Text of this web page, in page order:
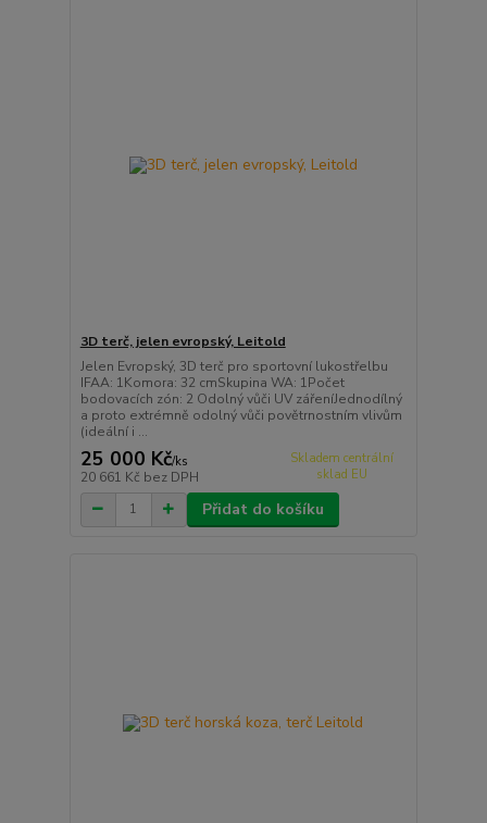
3D terč, jelen evropský, Leitold
Jelen Evropský, 3D terč pro sportovní lukostřelbu
IFAA: 1Komora: 32 cmSkupina WA: 1Počet
bodovacích zón: 2 Odolný vůči UV zářeníJednodílný
a proto extrémně odolný vůči povětrnostním vlivům
(ideální i ...
25 000 Kč/ks
20 661 Kč bez DPH
Skladem centrální
sklad EU
Přidat do košíku